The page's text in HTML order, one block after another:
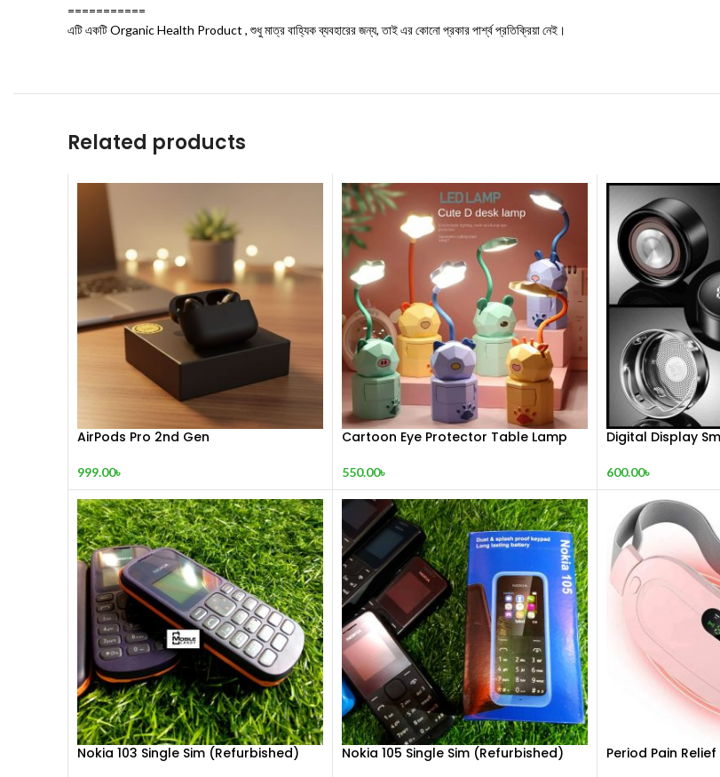
===========
এটি একটি Organic Health Product , শুধু মাত্র বাহ্যিক ব্যবহারের জন্য, তাই এর কোনো প্রকার পার্শ্ব প্রতিক্রিয়া নেই।
Related products
AirPods Pro 2nd Gen
999.00৳
Cartoon Eye Protector Table Lamp
550.00৳
Digital Display
600.00৳
Nokia 103 Single Sim (Refurbished) Nokia 105 Single Sim (Refurbished)
Period Pain